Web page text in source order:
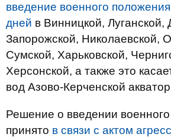
введение военного
дней в Винницкой, Луганской,
Запорожской, Николаевской,
Сумской, Харьковской,
Херсонской, а также это
вод Азово-Керченской
Решение о введении
принято в связи с актом